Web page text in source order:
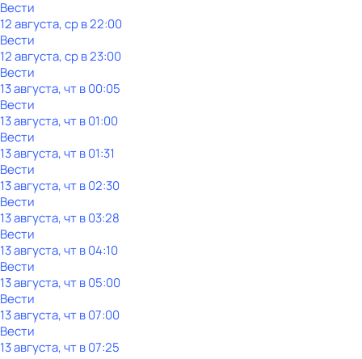
Вести
12 августа, ср в 22:00
Вести
12 августа, ср в 23:00
Вести
13 августа, чт в 00:05
Вести
13 августа, чт в 01:00
Вести
13 августа, чт в 01:31
Вести
13 августа, чт в 02:30
Вести
13 августа, чт в 03:28
Вести
13 августа, чт в 04:10
Вести
13 августа, чт в 05:00
Вести
13 августа, чт в 07:00
Вести
13 августа, чт в 07:25